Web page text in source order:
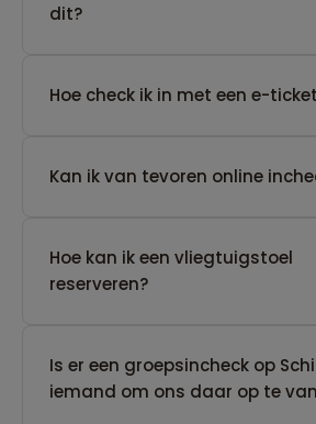
dit?
Hoe check ik in met een e-
Kan ik van tevoren online
Hoe kan ik een vliegtuigstoel
reserveren?
Is er een groepsincheck op
iemand om ons daar op te